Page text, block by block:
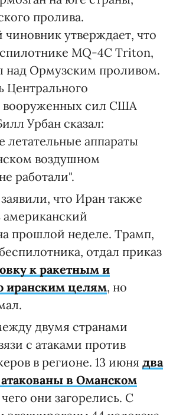
пролива.
утверждает, что
MQ-4C Triton,
над Ормузским проливом.
Центрального
вооруженных сил США
Урбан сказал:
летательные аппараты
воздушном
работали".
что Иран также
американский
прошлой неделе. Трамп,
отдал приказ
к ракетным и
иранским целям, но
двумя странами
с атаками против
в регионе. 13 июня два
в Оманском
они загорелись. С